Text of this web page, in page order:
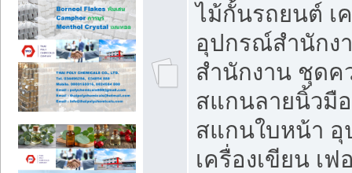
ไม้กั้นรถยนต์ เ
อุปกรณ์สำนักง
สำนักงาน ชุดค
สแกนลายนิ้วมื
สแกนใบหน้า
เครื่องเขียน เ